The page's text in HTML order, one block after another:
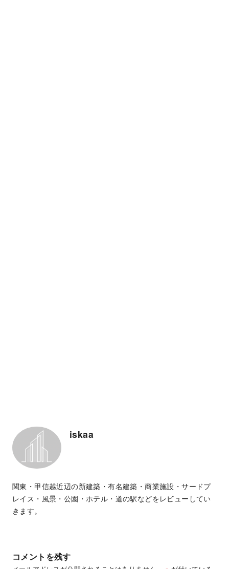
iskaa
関東・甲信越近辺の新建築・有名建築・商業施設・サードプ
レイス・風景・公園・ホテル・道の駅などをレビューしてい
きます。
コメントを残す